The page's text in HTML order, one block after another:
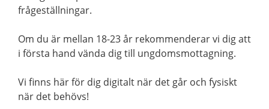
frågeställningar.
Om du är mellan 18-23 år rekommenderar vi dig att
i första hand vända dig till ungdomsmottagning.
Vi finns här för dig digitalt när det går och fysiskt
när det behövs!